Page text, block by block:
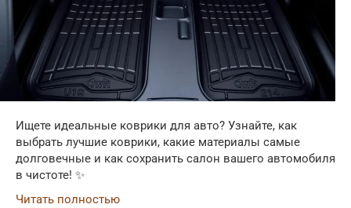
Ищете идеальные коврики для авто? Узнайте, как
выбрать лучшие коврики, какие материалы самые
долговечные и как сохранить салон вашего автомобиля
в чистоте! ✨
Читать полностью